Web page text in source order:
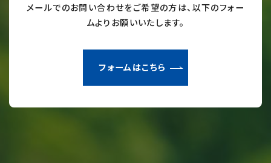
メールでのお問い合わせをご希望の方は、以下のフォー
ムよりお願いいたします。
フォームはこちら